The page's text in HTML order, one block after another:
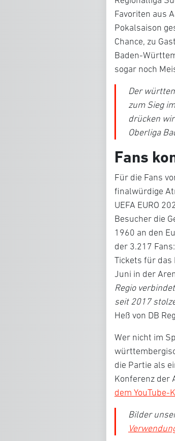
Favoriten aus
Pokalsaison
Chance, zu
Baden-
sogar noch
Der
zum Sieg
drücken
Oberliga
Fans
Für die Fans
finalwürdige
UEFA EURO
Besucher die
1960 an den
der 3.217
Tickets für das
Juni in der
Regio
seit 2017
Heß von DB
Wer nicht im
die Partie als
Konferenz der
dem YouTube-
Bilder